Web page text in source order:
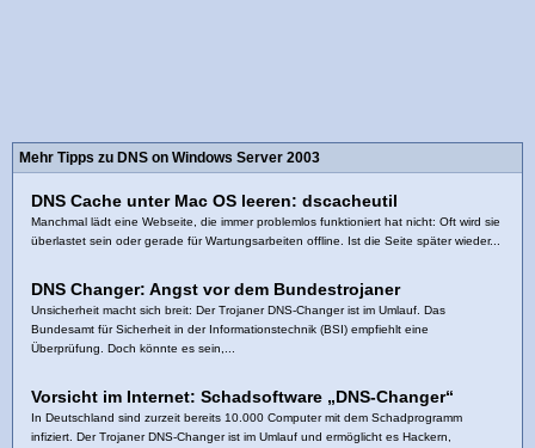
Mehr Tipps zu DNS on Windows Server 2003
DNS Cache unter Mac OS leeren: dscacheutil
Manchmal lädt eine Webseite, die immer problemlos funktioniert hat nicht: Oft wird sie
überlastet sein oder gerade für Wartungsarbeiten offline. Ist die Seite später wieder...
DNS Changer: Angst vor dem Bundestrojaner
Unsicherheit macht sich breit: Der Trojaner DNS-Changer ist im Umlauf. Das
Bundesamt für Sicherheit in der Informationstechnik (BSI) empfiehlt eine
Überprüfung. Doch könnte es sein,...
Vorsicht im Internet: Schadsoftware „DNS-Changer“
In Deutschland sind zurzeit bereits 10.000 Computer mit dem Schadprogramm
infiziert. Der Trojaner DNS-Changer ist im Umlauf und ermöglicht es Hackern,